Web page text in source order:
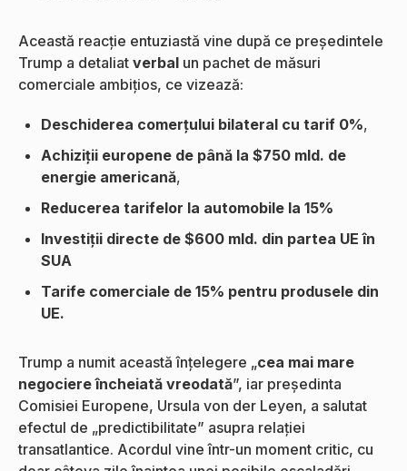
Această reacție entuziastă vine după ce președintele
Trump a detaliat verbal un pachet de măsuri
comerciale ambițios, ce vizează:
Deschiderea comerțului bilateral cu tarif 0%,
Achiziții europene de până la $750 mld. de
energie americană,
Reducerea tarifelor la automobile la 15%
Investiții directe de $600 mld. din partea UE în
SUA
Tarife comerciale de 15% pentru produsele din
UE.
Trump a numit această înțelegere „cea mai mare
negociere încheiată vreodată”, iar președinta
Comisiei Europene, Ursula von der Leyen, a salutat
efectul de „predictibilitate” asupra relației
transatlantice. Acordul vine într-un moment critic, cu